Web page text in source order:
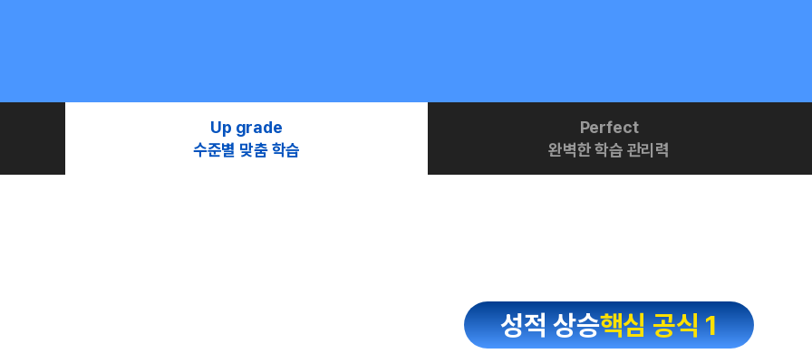
Up grade
수준별 맞춤 학습
Perfect
완벽한 학습 관리력
성적 상승핵심 공식 1